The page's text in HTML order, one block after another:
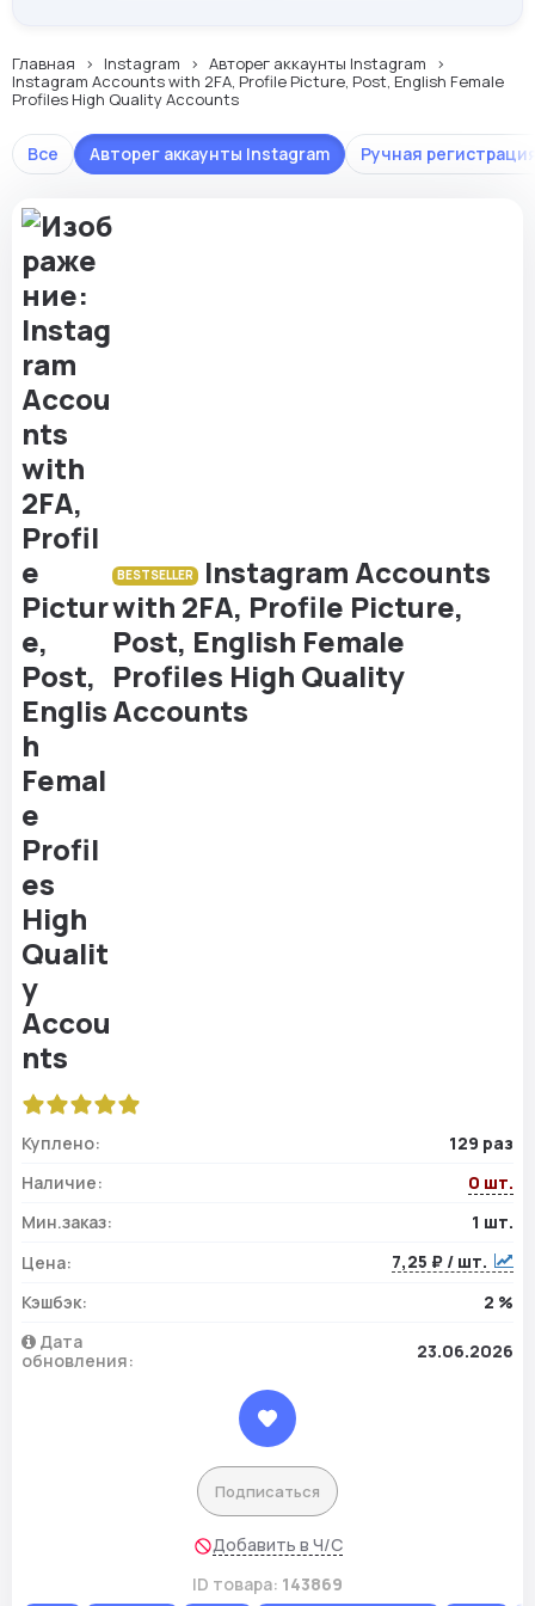
Главная Instagram
Авторег аккаунты Instagram
Instagram Accounts with 2FA, Profile Picture, Post, English Female
Profiles High Quality Accounts
Все Ручная
Авторег аккаунты Instagram
BESTSELLER
Instagram Accounts
with 2FA, Profile Picture,
Post, English Female
Profiles High Quality
Accounts
Куплено:
129 раз
Наличие:
0 шт.
Мин.заказ:
1 шт.
Цена:
7,25 ₽ / шт.
Кэшбэк:
2 %
Дата
обновления:
23.06.2026
Подписаться
Добавить в Ч/С
ID товара: 143869